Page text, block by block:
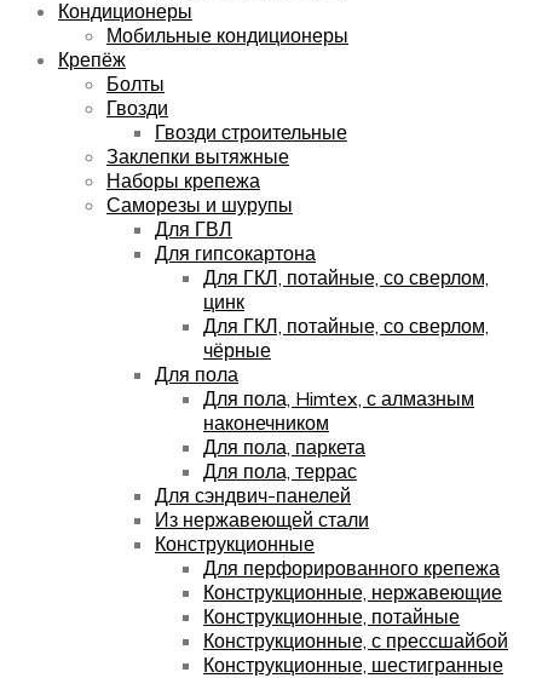
Кондиционеры
Мобильные кондиционеры
Крепёж
Болты
Гвозди
Гвозди строительные
Заклепки вытяжные
Наборы крепежа
Саморезы и шурупы
Для ГВЛ
Для гипсокартона
Для ГКЛ, потайные, со сверлом,
цинк
Для ГКЛ, потайные, со сверлом,
чёрные
Для пола
Для пола, Himtex, с алмазным
наконечником
Для пола, паркета
Для пола, террас
Для сэндвич-панелей
Из нержавеющей стали
Конструкционные
Для перфорированного крепежа
Конструкционные, нержавеющие
Конструкционные, потайные
Конструкционные, с прессшайбой
Конструкционные, шестигранные